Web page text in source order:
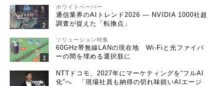
ホワイトペーパー
通信業界のAIトレンド2026 ― NVIDIA 1000社超
調査が捉えた「転換点」
ソリューション特集
60GHz帯無線LANの現在地 Wi-Fiと光ファイバ
ーの間を埋める選択肢に
NTTドコモ、2027年にマーケティングを“フルAI
化”へ 「現場社員も納得の切れ味鋭いAIエージ